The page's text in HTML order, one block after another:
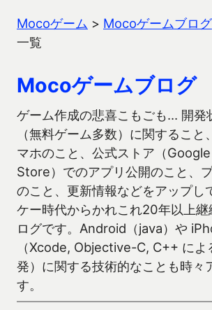
Mocoゲーム > Mocoゲームブログ
一覧
Mocoゲームブログ
ゲーム作成の悲喜こもごも… 開発
（無料ゲーム多数）に関すること
マホのこと、公式ストア（
Store）でのアプリ公開のこと、
のこと、更新情報などをアップし
ケー時代からかれこれ20年以上
ログです。Android（java）や
（Xcode, Objective-C, C++ によ
発）に関する技術的なことも時々
す。